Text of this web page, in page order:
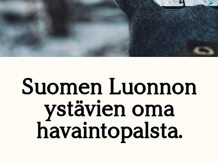
Suomen Luonnon
ystävien oma
havaintopalsta.